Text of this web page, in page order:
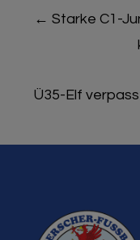
← Starke C1-
Ü35-Elf